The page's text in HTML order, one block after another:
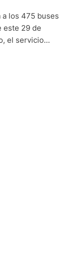
a los 475 buses
este 29 de
el servicio
la CTC, la